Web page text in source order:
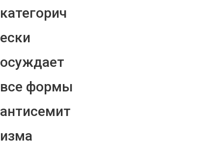
категорич
ески
осуждает
все формы
антисемит
изма